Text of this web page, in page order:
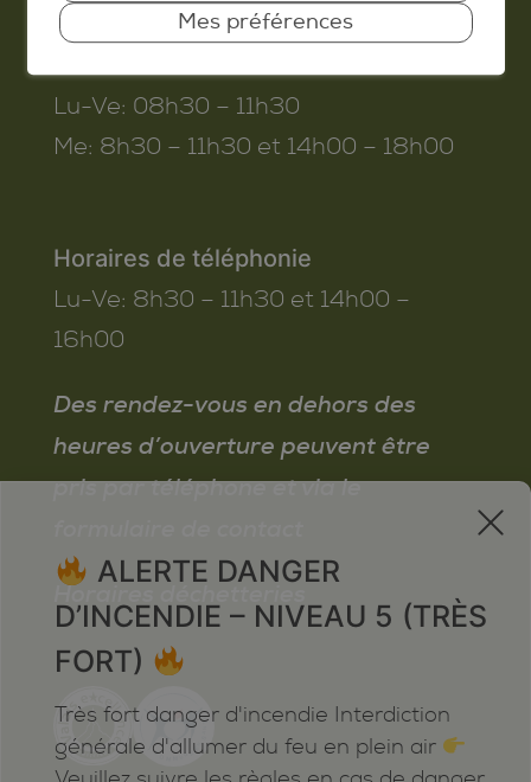
Lu-Ve: 08h30 – 11h30
Me: 8h30 – 11h30 et 14h00 – 18h00
Horaires de téléphonie
Lu-Ve: 8h30 – 11h30 et 14h00 –
16h00
Des rendez-vous en dehors des
heures d’ouverture peuvent être
pris par téléphone et via le
Horaires déchetteries
x
ALERTE DANGER
D’INCENDIE – NIVEAU 5 (TRÈS
FORT)
Très fort danger d'incendie Interdiction
générale d'allumer du feu en plein air
Mes préférences